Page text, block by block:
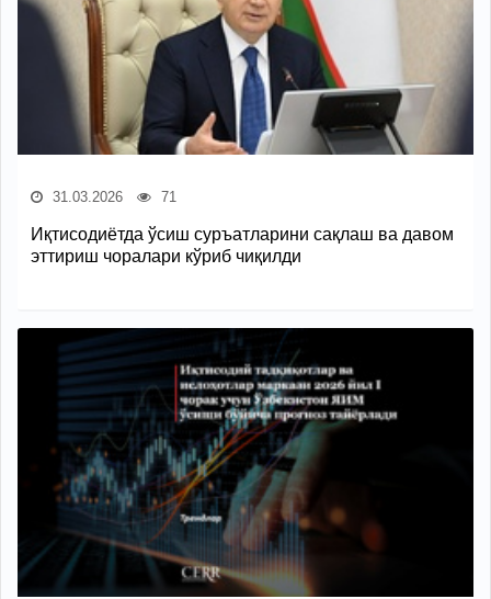
31.03.2026 71
Иқтисодиётда ўсиш суръатларини сақлаш ва давом
эттириш чоралари кўриб чиқилди